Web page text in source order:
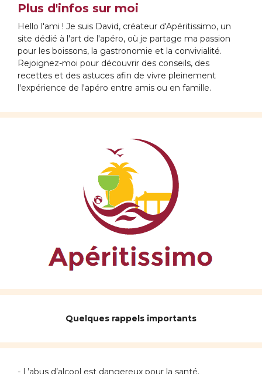
Plus d'infos sur moi
Hello l'ami ! Je suis David, créateur d'Apéritissimo, un
site dédié à l'art de l'apéro, où je partage ma passion
pour les boissons, la gastronomie et la convivialité.
Rejoignez-moi pour découvrir des conseils, des
recettes et des astuces afin de vivre pleinement
l'expérience de l'apéro entre amis ou en famille.
Quelques rappels importants
- L’abus d’alcool est dangereux pour la santé.